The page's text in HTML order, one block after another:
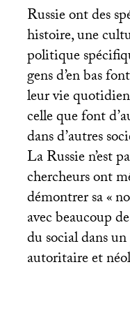
Russie ont des
histoire, une
politique
gens d’en bas
leur vie
celle que font
dans d’autres
La Russie n’est
chercheurs ont
démontrer sa «
avec beaucoup
du social dans
autoritaire et